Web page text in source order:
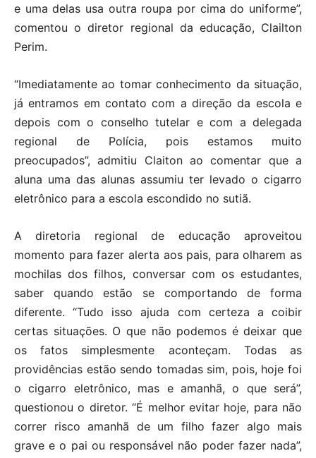
e uma delas usa outra roupa por cima do uniforme”,
comentou o diretor regional da educação, Clailton
Perim.
“Imediatamente ao tomar conhecimento da situação,
já entramos em contato com a direção da escola e
depois com o conselho tutelar e com a delegada
regional de Polícia, pois estamos muito
preocupados”, admitiu Claiton ao comentar que a
aluna uma das alunas assumiu ter levado o cigarro
eletrônico para a escola escondido no sutiã.
A diretoria regional de educação aproveitou
momento para fazer alerta aos pais, para olharem as
mochilas dos filhos, conversar com os estudantes,
saber quando estão se comportando de forma
diferente. “Tudo isso ajuda com certeza a coibir
certas situações. O que não podemos é deixar que
os fatos simplesmente aconteçam. Todas as
providências estão sendo tomadas sim, pois, hoje foi
o cigarro eletrônico, mas e amanhã, o que será”,
questionou o diretor. “É melhor evitar hoje, para não
correr risco amanhã de um filho fazer algo mais
grave e o pai ou responsável não poder fazer nada”,